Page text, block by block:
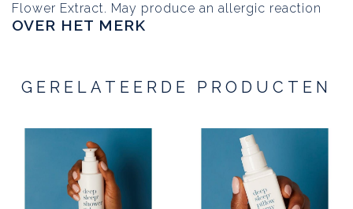
Flower Extract. May produce an allergic reaction
OVER HET MERK
GERELATEERDE PRODUCTEN